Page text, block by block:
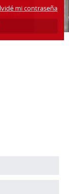
mi contraseña